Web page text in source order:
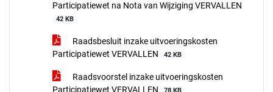
Participatiewet na Nota van Wijziging VERVALLEN
42 KB
Raadsbesluit inzake uitvoeringskosten
Participatiewet VERVALLEN
42 KB
Raadsvoorstel inzake uitvoeringskosten
Participatiewet VERVALLEN